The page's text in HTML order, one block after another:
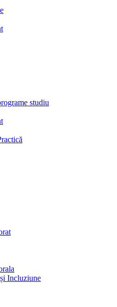
studiu
Incluziune